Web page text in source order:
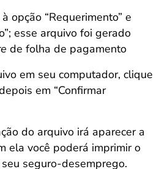
opção “Requerimento” e
esse arquivo foi gerado
de folha de pagamento
em seu computador, clique
em “Confirmar
do arquivo irá aparecer a
ela você poderá imprimir o
seguro-desemprego.